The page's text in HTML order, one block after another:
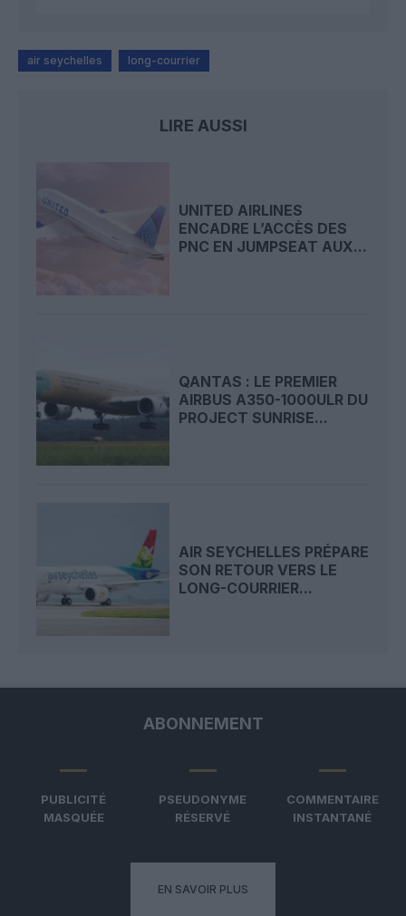
air seychelles long-courrier
LIRE AUSSI
UNITED AIRLINES
ENCADRE L’ACCÈS DES
PNC EN JUMPSEAT AUX...
QANTAS : LE PREMIER
AIRBUS A350-1000ULR DU
PROJECT SUNRISE...
AIR SEYCHELLES PRÉPARE
SON RETOUR VERS LE
LONG-COURRIER...
ABONNEMENT
PUBLICITÉ
MASQUÉE
PSEUDONYME
RÉSERVÉ
COMMENTAIRE
INSTANTANÉ
EN SAVOIR PLUS